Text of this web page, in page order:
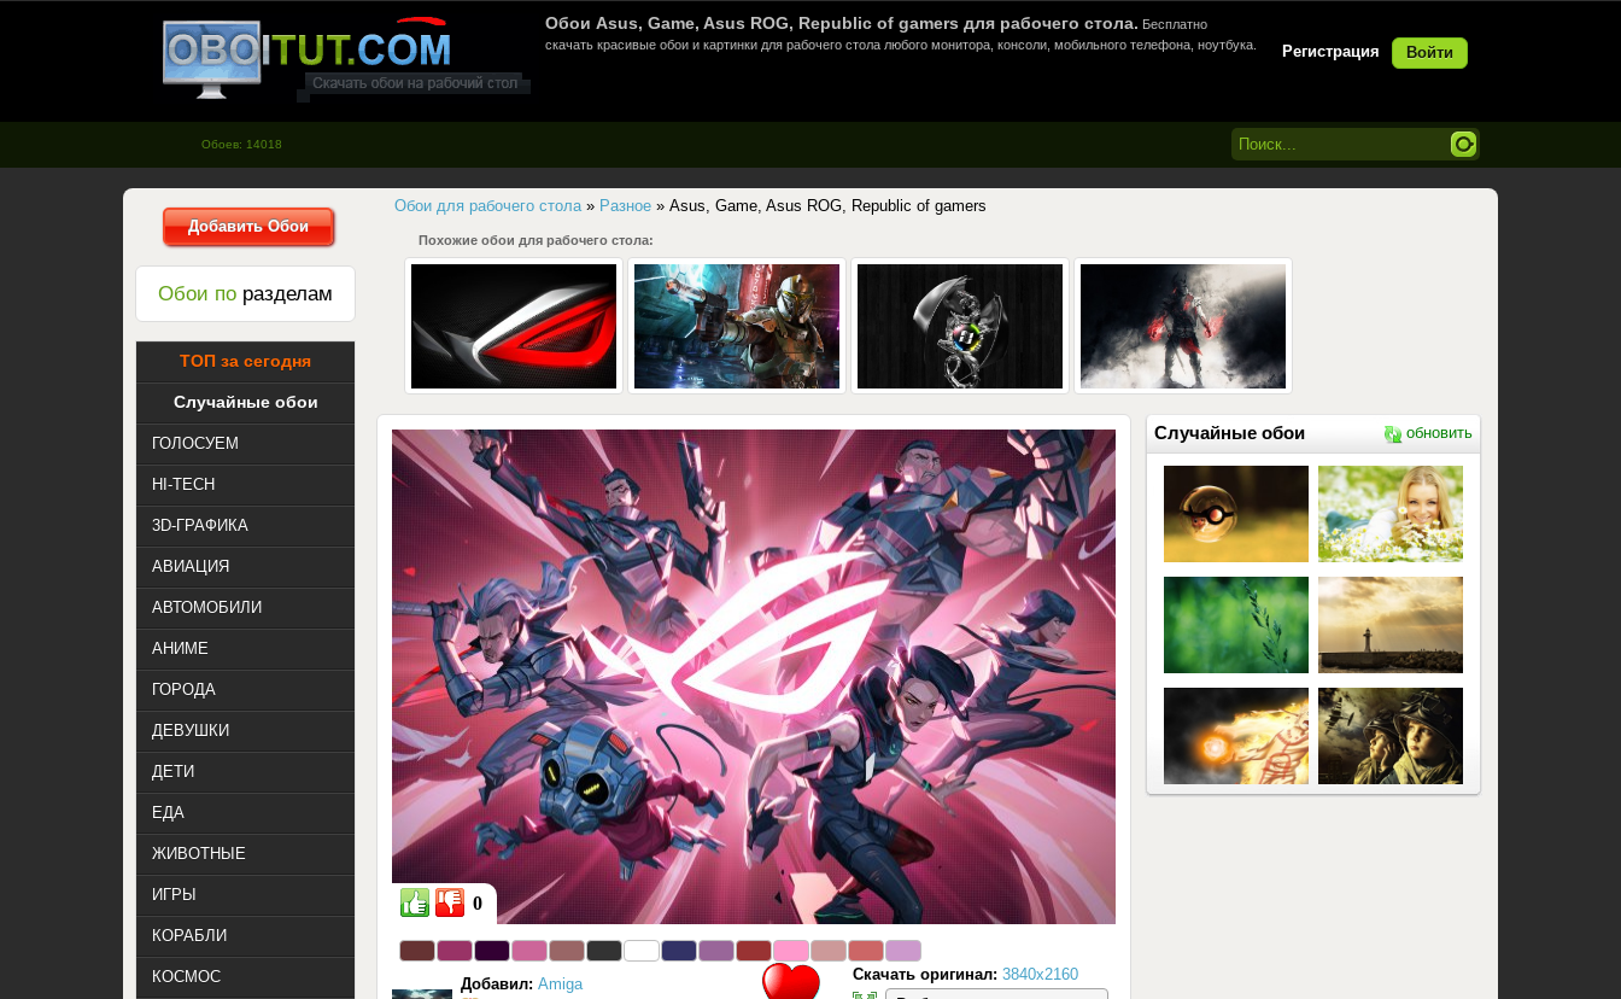
oboitut.com - Обои для рабочего
стола
Регистрация Войти
Обои Asus, Game, Asus ROG, Republic of gamers для рабочего стола. Бесплатно
скачать красивые обои и картинки для рабочего стола любого монитора, консоли, мобильного телефона, ноутбука.
Обоев: 14018
Обои для рабочего стола» Разное » Asus, Game, Asus ROG, Republic of gamers
Похожие обои для рабочего стола:
Добавил: Amiga
0
Скачать оригинал: 3840x2160
Случайные обои обновить
Добавить Обои
Обои по разделам
ТОП за сегодня
Случайные обои
ГОЛОСУЕМ
HI-TECH
3D-ГРАФИКА
АВИАЦИЯ
АВТОМОБИЛИ
АНИМЕ
ГОРОДА
ДЕВУШКИ
ДЕТИ
ЕДА
ЖИВОТНЫЕ
ИГРЫ
КОРАБЛИ
КОСМОС